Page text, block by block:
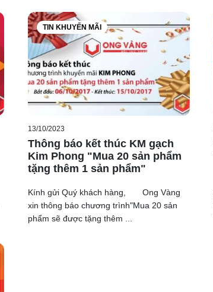
TIN KHUYẾN MÃI
13/10/2023
Thông báo kết thúc KM gạch
Kim Phong "Mua 20 sản phẩm
tặng thêm 1 sản phẩm"
Kính gửi Quý khách hàng, Ong Vàng
xin thông báo chương trình"Mua 20 sản
phẩm sẽ được tặng thêm ...